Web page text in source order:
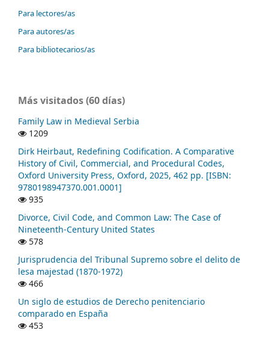
Para lectores/as
Para autores/as
Para bibliotecarios/as
Más visitados (60 días)
Family Law in Medieval Serbia
1209
Dirk Heirbaut, Redefining Codification. A Comparative
History of Civil, Commercial, and Procedural Codes,
Oxford University Press, Oxford, 2025, 462 pp. [ISBN:
9780198947370.001.0001]
935
Divorce, Civil Code, and Common Law: The Case of
Nineteenth-Century United States
578
Jurisprudencia del Tribunal Supremo sobre el delito de
lesa majestad (1870-1972)
466
Un siglo de estudios de Derecho penitenciario
comparado en España
453